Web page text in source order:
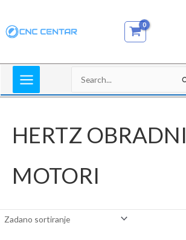
content
Search
for:
HERTZ OBRADNI
MOTORI